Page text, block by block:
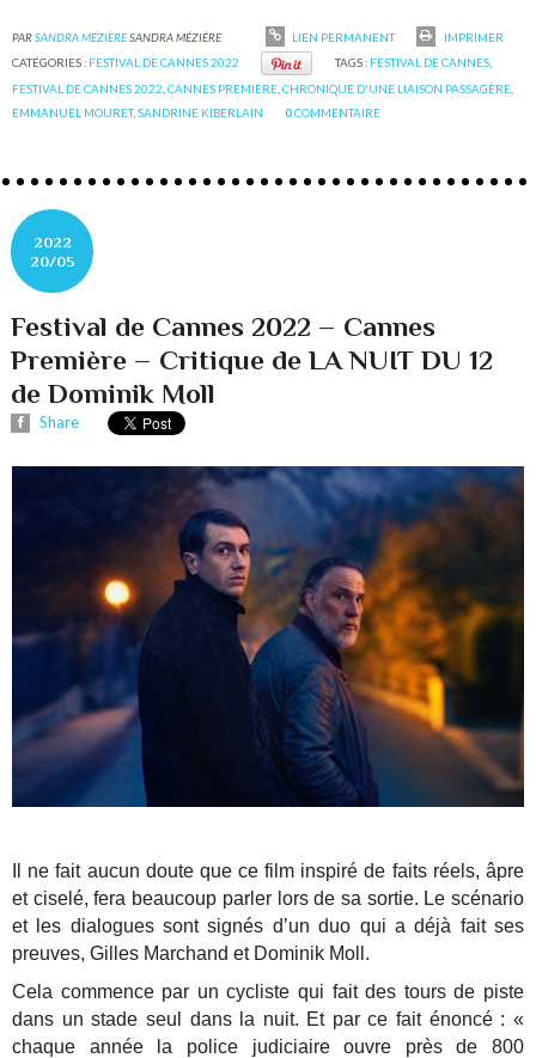
PARSANDRA MÉZIÈRESANDRA MÉZIÈRE LIEN PERMANENT
IMPRIMER
CATÉGORIES : FESTIVAL DE CANNES 2022 TAGS : FESTIVAL DE CANNES,
FESTIVAL DE CANNES 2022,CANNES PREMIÈRE,CHRONIQUE D'UNE LIAISON PASSAGÈRE,
EMMANUEL MOURET,SANDRINE KIBERLAIN 0COMMENTAIRE
2022
20/05
Festival de Cannes 2022 – Cannes
Première – Critique de LA NUIT DU 12
de Dominik Moll
Share
Il ne fait aucun doute que ce film inspiré de faits réels, âpre
et ciselé, fera beaucoup parler lors de sa sortie. Le scénario
et les dialogues sont signés d’un duo qui a déjà fait ses
preuves, Gilles Marchand et Dominik Moll.
Cela commence par un cycliste qui fait des tours de piste
dans un stade seul dans la nuit. Et par ce fait énoncé : «
chaque année la police judiciaire ouvre près de 800